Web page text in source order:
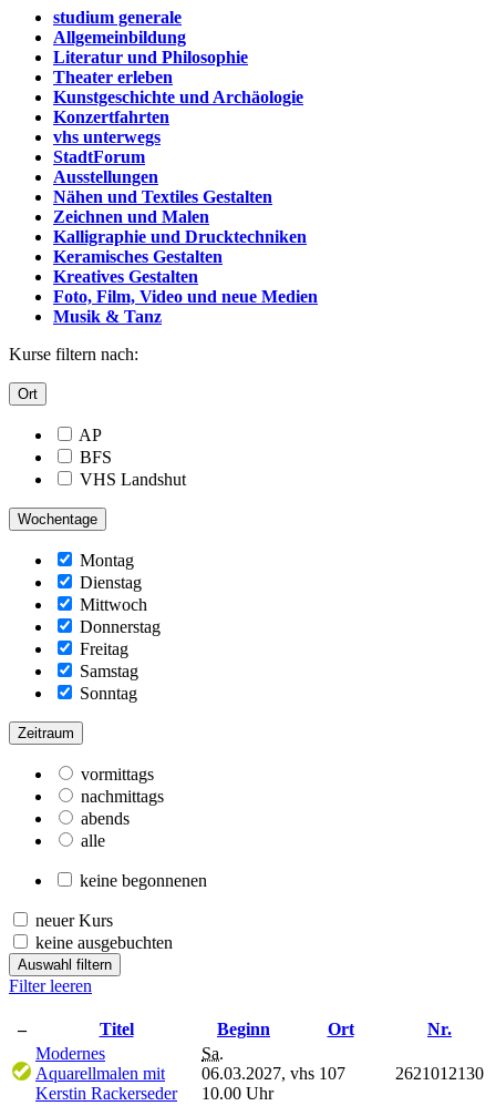
studium generale
Allgemeinbildung
Literatur und Philosophie
Theater erleben
Kunstgeschichte und Archäologie
Konzertfahrten
vhs unterwegs
StadtForum
Ausstellungen
Nähen und Textiles Gestalten
Zeichnen und Malen
Kalligraphie und Drucktechniken
Keramisches Gestalten
Kreatives Gestalten
Foto, Film, Video und neue Medien
Musik & Tanz
Kurse filtern nach:
Ort
AP
BFS
VHS Landshut
Wochentage
Montag
Dienstag
Mittwoch
Donnerstag
Freitag
Samstag
Sonntag
Zeitraum
vormittags
nachmittags
abends
alle
keine begonnenen
neuer Kurs
keine ausgebuchten
Auswahl filtern
Filter leeren
– Titel Beginn Ort
Nr.
Modernes
Aquarellmalen mit
Kerstin Rackerseder
Sa.
06.03.2027,
10.00 Uhr
vhs 107 2621012130